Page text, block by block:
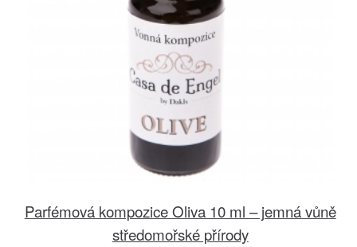
Parfémová kompozice Oliva 10 ml – jemná vůně
středomořské přírody